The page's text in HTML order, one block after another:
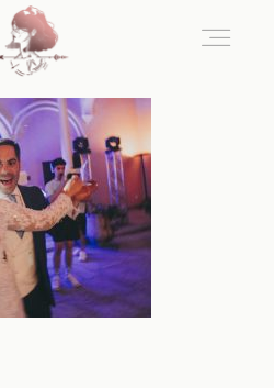
Home
Blog
Nosotros